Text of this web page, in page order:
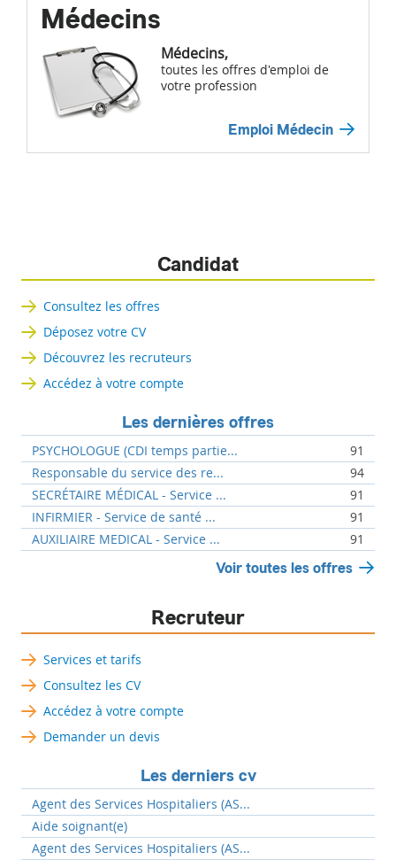
Médecins
Médecins,
toutes les offres d'emploi de
votre profession
Emploi Médecin
Candidat
Consultez les offres
Déposez votre CV
Découvrez les recruteurs
Accédez à votre compte
Les dernières offres
PSYCHOLOGUE (CDI temps partie...
91
Responsable du service des re...
94
SECRÉTAIRE MÉDICAL - Service ...
91
INFIRMIER - Service de santé ...
91
AUXILIAIRE MEDICAL - Service ...
91
Voir toutes les offres
Recruteur
Services et tarifs
Consultez les CV
Accédez à votre compte
Demander un devis
Les derniers cv
Agent des Services Hospitaliers (AS...
Aide soignant(e)
Agent des Services Hospitaliers (AS...